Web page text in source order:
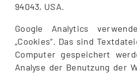
94043, USA.
Google Analytics
„Cookies“. Das sind
Computer gespeichert
Analyse der Benutzung der